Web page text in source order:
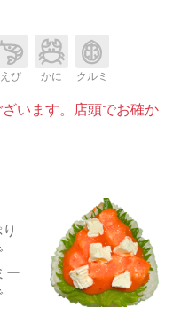
えび かに クルミ
います。店頭でお確か
ー